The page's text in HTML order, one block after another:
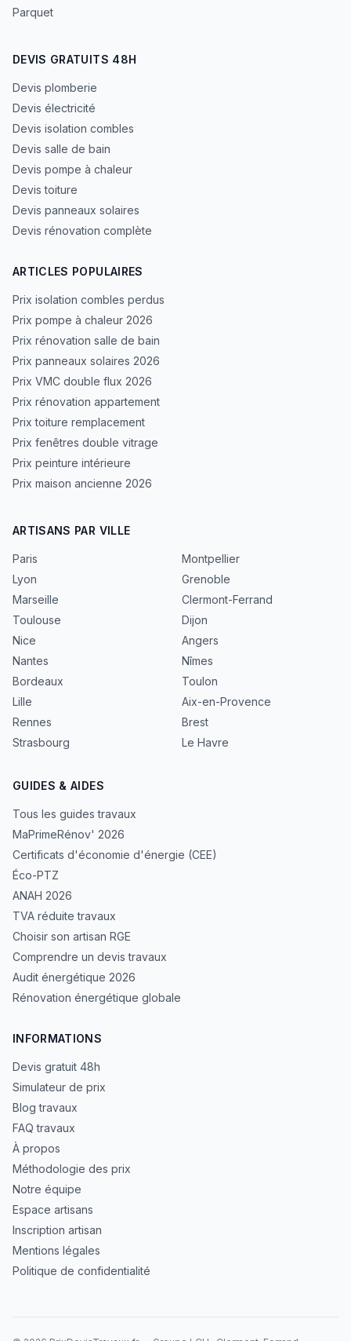
Parquet
DEVIS GRATUITS 48H
Devis plomberie
Devis électricité
Devis isolation combles
Devis salle de bain
Devis pompe à chaleur
Devis toiture
Devis panneaux solaires
Devis rénovation complète
ARTICLES POPULAIRES
Prix isolation combles perdus
Prix pompe à chaleur 2026
Prix rénovation salle de bain
Prix panneaux solaires 2026
Prix VMC double flux 2026
Prix rénovation appartement
Prix toiture remplacement
Prix fenêtres double vitrage
Prix peinture intérieure
Prix maison ancienne 2026
ARTISANS PAR VILLE
Paris
Lyon
Marseille
Toulouse
Nice
Nantes
Bordeaux
Lille
Rennes
Strasbourg
Montpellier
Grenoble
Clermont-Ferrand
Dijon
Angers
Nîmes
Toulon
Aix-en-Provence
Brest
Le Havre
GUIDES & AIDES
Tous les guides travaux
MaPrimeRénov' 2026
Certificats d'économie d'énergie (CEE)
Éco-PTZ
ANAH 2026
TVA réduite travaux
Choisir son artisan RGE
Comprendre un devis travaux
Audit énergétique 2026
Rénovation énergétique globale
INFORMATIONS
Devis gratuit 48h
Simulateur de prix
Blog travaux
FAQ travaux
À propos
Méthodologie des prix
Notre équipe
Espace artisans
Inscription artisan
Mentions légales
Politique de confidentialité